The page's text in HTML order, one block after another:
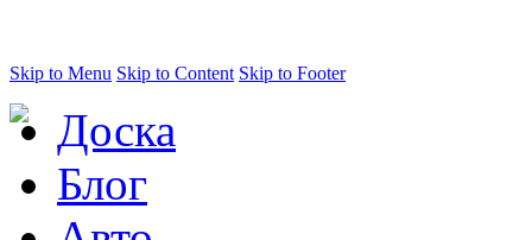
Skip to Menu Skip to Content Skip to Footer
Доска
Блог